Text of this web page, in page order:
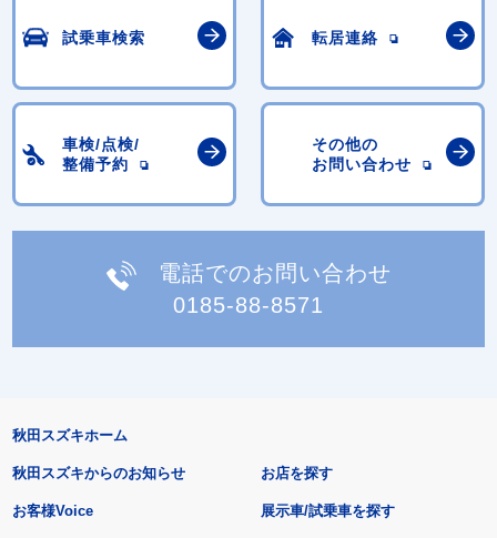
試乗車検索 転居連絡
車検/点検/
整備予約
その他の
お問い合わせ
電話でのお問い合わせ
0185-88-8571
秋田スズキホーム
秋田スズキからのお知らせ
お客様Voice
お店を探す
展示車/試乗車を探す